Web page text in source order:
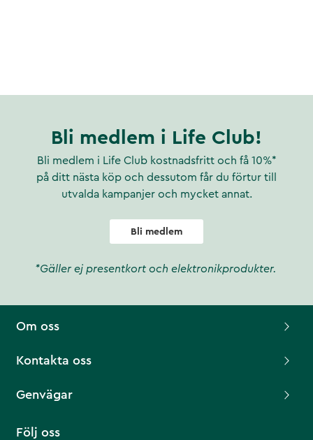
Bli medlem i Life Club!
Bli medlem i Life Club kostnadsfritt och få 10%*
på ditt nästa köp och dessutom får du förtur till
utvalda kampanjer och mycket annat.
Bli medlem
*Gäller ej presentkort och elektronikprodukter.
Om oss
Kontakta oss
Genvägar
Följ oss